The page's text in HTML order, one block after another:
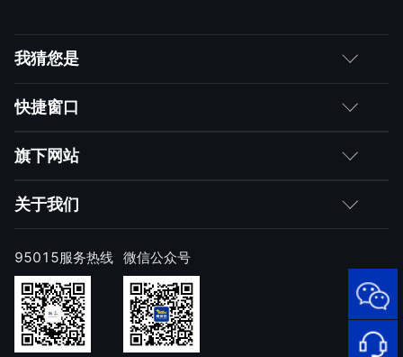
95015
网络安
全服务
我猜您是
客户
合作伙伴
求职者
快捷窗口
如何购买
产品注册与激活
样本上报
奇安信天守安全软件
顽固病毒专杀工具
旗下网站
网神
技术研究院
威胁情报中心
补天漏洞响应平台
关于我们
公司简介
公司新闻
发展历程
95015服务热线 微信公众号